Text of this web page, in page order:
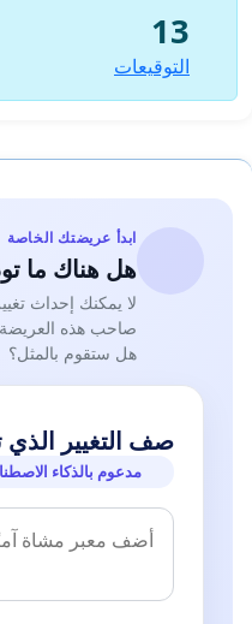
13
التوقيعات
ابدأ عريضتك الخاصة
هل هناك ما
لا يمكنك إحداث
صاحب هذه العريضة
هل ستقوم بالمثل؟
صف التغيير الذي
مدعوم بالذكاء